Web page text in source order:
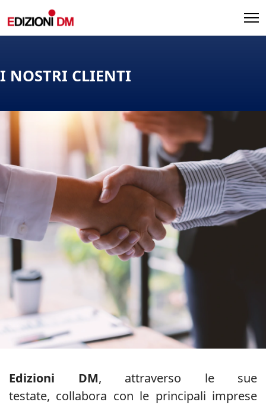
DM
I NOSTRI CLIENTI
Edizioni DM, attraverso le sue
testate, collabora con le principali imprese
DM